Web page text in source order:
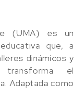
(UMA) es un
que, a
dinámicos y
transforma el
Adaptada como